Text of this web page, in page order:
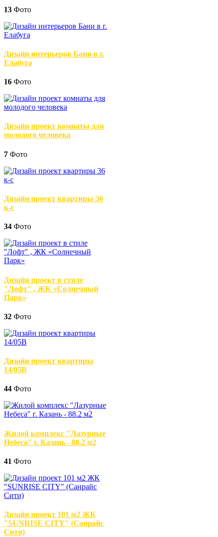
13 Фото
Дизайн интерьеров Бани в г.
Елабуга
16 Фото
Дизайн проект комнаты для
молодого человека
7 Фото
Дизайн проект квартиры 36
к-с
34 Фото
Дизайн проект в стиле
"Лофт" , ЖК «Солнечный
Парк»
32 Фото
Дизайн проект квартиры
14/05В
44 Фото
Жилой комплекс "Лазурные
Небеса" г. Казань - 88.2 м2
41 Фото
Дизайн проект 101 м2 ЖК
"SUNRISE CITY" (Санрайс
Сити)